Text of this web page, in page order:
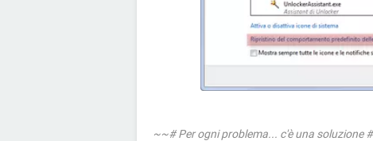
~~# Per ogni problema... c'è una soluzione